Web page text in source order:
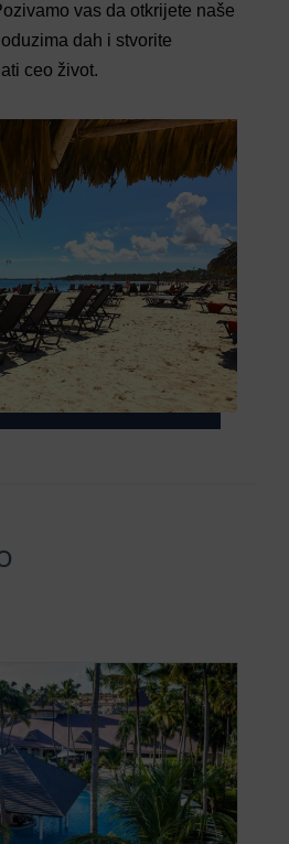
vas da otkrijete naše
dah i stvorite
ceo život.